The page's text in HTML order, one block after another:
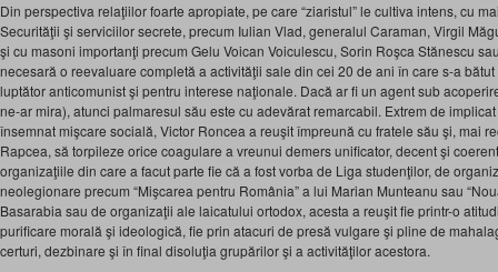
Din perspectiva relaţiilor foarte apropiate, pe care “ziaristul” le cultiva intens, cu
Securităţii şi serviciilor secrete, precum Iulian Vlad, generalul Caraman, Virgil
şi cu masoni importanţi precum Gelu Voican Voiculescu, Sorin Roşca Stănescu
necesară o reevaluare completă a activităţii sale din cei 20 de ani în care s-a
luptător anticomunist şi pentru interese naţionale. Dacă ar fi un agent sub
ne-ar mira), atunci palmaresul său este cu adevărat remarcabil. Extrem de
însemnat mişcare socială, Victor Roncea a reuşit împreună cu fratele său şi, mai
Rapcea, să torpileze orice coagulare a vreunui demers unificator, decent şi
organizaţiile din care a facut parte fie că a fost vorba de Liga studenţilor, de
neolegionare precum “Mişcarea pentru România” a lui Marian Munteanu sau
Basarabia sau de organizaţii ale laicatului ortodox, acesta a reuşit fie printr-o
purificare morală şi ideologică, fie prin atacuri de presă vulgare şi pline de
certuri, dezbinare şi în final disoluţia grupărilor şi a activităţilor acestora.